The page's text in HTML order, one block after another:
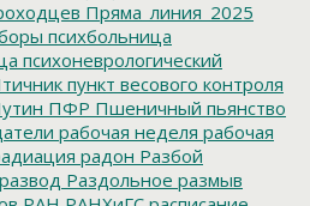
Пряма_линия_2025
психбольница
психоневрологический
пункт весового контроля
ПФР Пшеничный пьянство
рабочая неделя рабочая
радон Разбой
развод Раздольное размыв